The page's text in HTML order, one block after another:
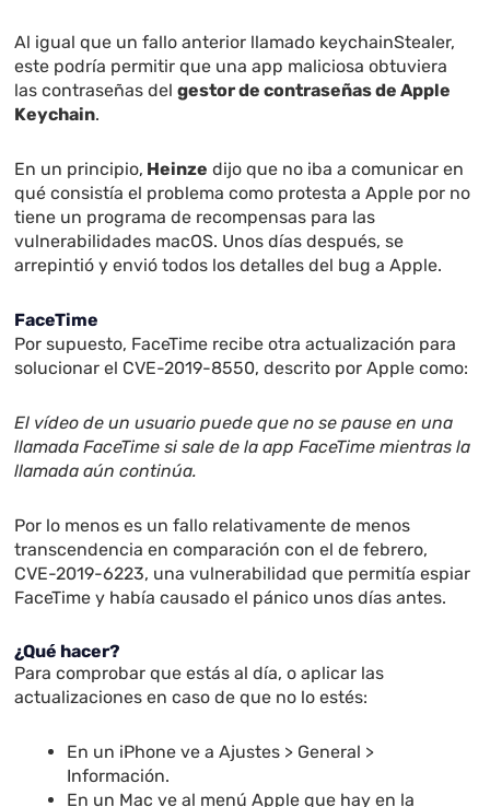
Al igual que un fallo anterior llamado keychainStealer,
este podría permitir que una app maliciosa obtuviera
las contraseñas delgestor de contraseñas de Apple
Keychain.
En un principio, Heinze dijo que no iba a comunicar en
qué consistía el problema como protesta a Apple por no
tiene un programa de recompensas para las
vulnerabilidades macOS. Unos días después, se
arrepintió y envió todos los detalles del bug a Apple.
FaceTime
Por supuesto, FaceTime recibe otra actualización para
solucionar el CVE-2019-8550, descrito por Apple como:
El vídeo de un usuario puede que no se pause en una
llamada FaceTime si sale de la app FaceTime mientras la
llamada aún continúa.
Por lo menos es un fallo relativamente de menos
transcendencia en comparación con el de febrero,
CVE-2019-6223, una vulnerabilidad que permitía espiar
FaceTime y había causado el pánico unos días antes.
¿Qué hacer?
Para comprobar que estás al día, o aplicar las
actualizaciones en caso de que no lo estés:
En un iPhone ve a Ajustes > General >
Información.
En un Mac ve al menú Apple que hay en la